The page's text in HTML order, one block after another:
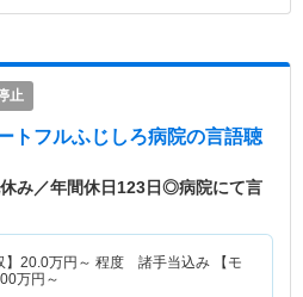
止
トフルふじしろ病院の言語聴
み／年間休日123日◎病院にて言
20.0万円～ 程度 諸手当込み 【モ
万円～